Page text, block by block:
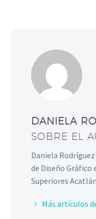
DANIELA
SOBRE EL
Daniela
de Diseño Gráfico
Superiores
Más artículos